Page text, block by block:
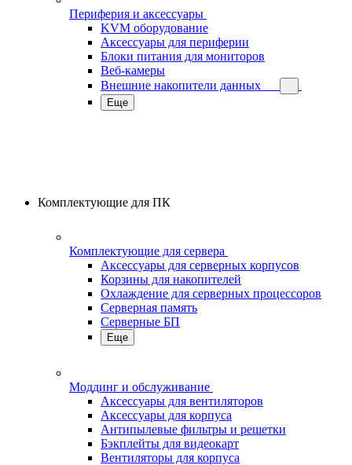
Периферия и аксессуары
KVM оборудование
Аксессуары для периферии
Блоки питания для мониторов
Веб-камеры
Внешние накопители данных
Еще
Комплектующие для ПК
Комплектующие для сервера
Аксессуары для серверных корпусов
Корзины для накопителей
Охлаждение для серверных процессоров
Серверная память
Серверные БП
Еще
Моддинг и обслуживание
Аксессуары для вентиляторов
Аксессуары для корпуса
Антипылевые фильтры и решетки
Бэкплейты для видеокарт
Вентиляторы для корпуса